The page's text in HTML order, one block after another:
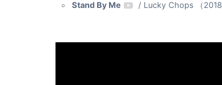
Stand By Me
/ Lucky Chops （